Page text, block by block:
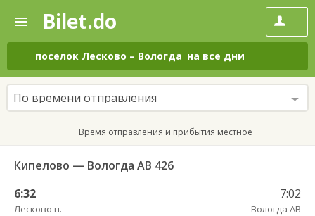
—
Поиск
и
покупка
билетов
на
автобус
онлайн
Bilet.do
поселок Лесково – Вологда на все дни
По времени отправления
Время отправления и прибытия местное
Кипелово — Вологда АВ 426
6:32
Лесково п.
7:02
Вологда АВ